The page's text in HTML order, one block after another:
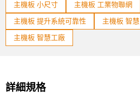
> 前往結帳
主機板 小尺寸 主機板 工業物聯網
主機板 提升系統可靠性 主機板 智慧
主機板 智慧工廠
詳細規格